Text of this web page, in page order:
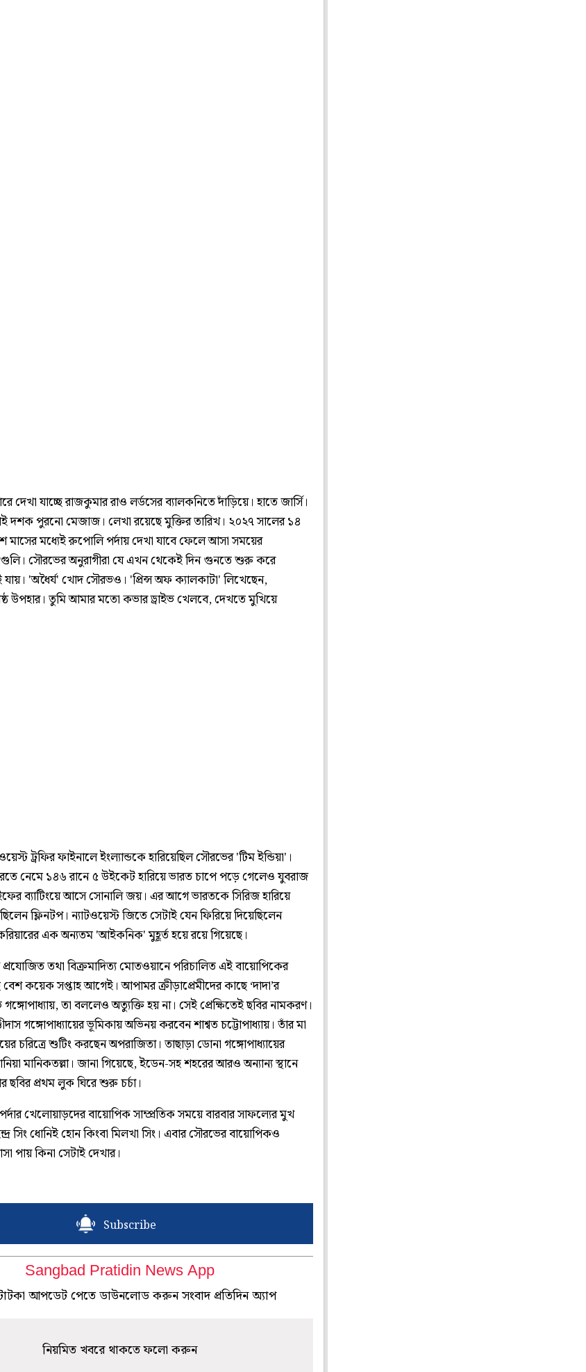
দেখা যাচ্ছে রাজকুমার রাও লর্ডসের ব্যালকনিতে দাঁড়িয়ে। হাতে জার্সি।
দশক পুরনো মেজাজ। লেখা রয়েছে মুক্তির তারিখ। ২০২৭ সালের ১৪
মাসের মধ্যেই রুপোলি পর্দায় দেখা যাবে ফেলে আসা সময়ের
সৌরভের অনুরাগীরা যে এখন থেকেই দিন গুনতে শুরু করে
যায়। 'অধৈর্য' খোদ সৌরভও। 'প্রিন্স অফ ক্যালকাটা' লিখেছেন,
উপহার। তুমি আমার মতো কভার ড্রাইভ খেলবে, দেখতে মুখিয়ে
ট্রফির ফাইনালে ইংল্যান্ডকে হারিয়েছিল সৌরভের 'টিম ইন্ডিয়া'।
নেমে ১৪৬ রানে ৫ উইকেট হারিয়ে ভারত চাপে পড়ে গেলেও যুবরাজ
ব্যাটিংয়ে আসে সোনালি জয়। এর আগে ভারতকে সিরিজ হারিয়ে
ফ্লিনটপ। ন্যাটওয়েস্ট জিতে সেটাই যেন ফিরিয়ে দিয়েছিলেন
এক অন্যতম 'আইকনিক' মুহূর্ত হয়ে রয়ে গিয়েছে।
প্রযোজিত তথা বিক্রমাদিত্য মোতওয়ানে পরিচালিত এই বায়োপিকের
কয়েক সপ্তাহ আগেই। আপামর ক্রীড়াপ্রেমীদের কাছে ‘দাদা’র
তা বললেও অত্যুক্তি হয় না। সেই প্রেক্ষিতেই ছবির নামকরণ।
গঙ্গোপাধ্যায়ের ভূমিকায় অভিনয় করবেন শাশ্বত চট্টোপাধ্যায়। তাঁর মা
চরিত্রে শুটিং করছেন অপরাজিতা। তাছাড়া ডোনা গঙ্গোপাধ্যায়ের
মানিকতল্লা। জানা গিয়েছে, ইডেন-সহ শহরের আরও অন্যান্য স্থানে
ছবির প্রথম লুক ঘিরে শুরু চর্চা।
খেলোয়াড়দের বায়োপিক সাম্প্রতিক সময়ে বারবার সাফল্যের মুখ
সিং ধোনিই হোন কিংবা মিলখা সিং। এবার সৌরভের বায়োপিকও
পায় কিনা সেটাই দেখার।
Subscribe
Sangbad Pratidin News App
আপডেট পেতে ডাউনলোড করুন সংবাদ প্রতিদিন অ্যাপ
নিয়মিত খবরে থাকতে ফলো করুন